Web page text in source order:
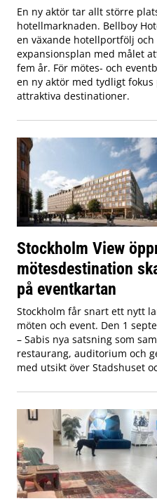
En ny aktör tar allt större
hotellmarknaden. Bellboy
en växande hotellportfölj
expansionsplan med målet
fem år. För mötes- och
en ny aktör med tydligt
attraktiva destinationer.
Stockholm View
mötesdestination
på eventkartan
Stockholm får snart ett nytt
möten och event. Den 1
– Sabis nya satsning som
restaurang, auditorium och
med utsikt över Stadshuset